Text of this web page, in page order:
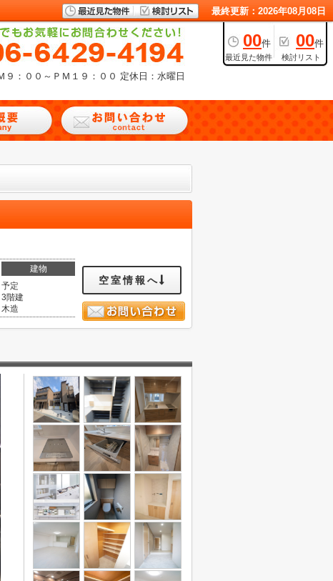
最終更新：2026年08月08日
00件
最近見た物件
00件
検討リスト
９：００～ＰＭ１９：００ 定休日：水曜日
建物
予定
3階建
木造
空室情報へ